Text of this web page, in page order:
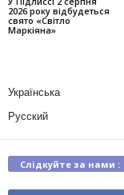
2026 року відбудеться
свято «Світло
Маркіяна»
Українська
Русский
Слідкуйте за нами :